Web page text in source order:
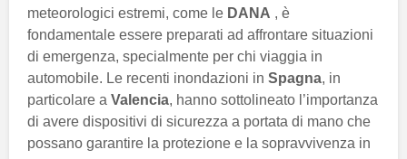
meteorologici estremi, come le DANA , è
fondamentale essere preparati ad affrontare situazioni
di emergenza, specialmente per chi viaggia in
automobile. Le recenti inondazioni in Spagna, in
particolare a Valencia, hanno sottolineato l’importanza
di avere dispositivi di sicurezza a portata di mano che
possano garantire la protezione e la sopravvivenza in